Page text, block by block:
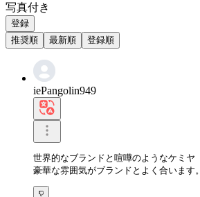
写真付き
登録
推奨順
最新順 登録順
iePangolin949
世界的なブランドと喧嘩のようなケミヤ
豪華な雰囲気がブランドとよく合います。